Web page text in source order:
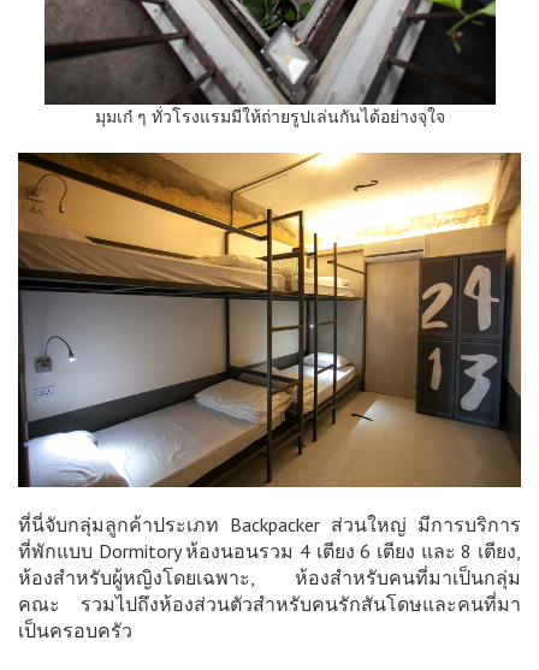
มุมเก๋ ๆ ทั่วโรงแรมมีให้ถ่ายรูปเล่นกันได้อย่างจุใจ
ที่นี่จับกลุ่มลูกค้าประเภท Backpacker ส่วนใหญ่ มีการบริการ
ที่พักแบบ Dormitory ห้องนอนรวม 4 เตียง 6 เตียง และ 8 เตียง,
ห้องสำหรับผู้หญิงโดยเฉพาะ, ห้องสำหรับคนที่มาเป็นกลุ่ม
คณะ รวมไปถึงห้องส่วนตัวสำหรับคนรักสันโดษและคนที่มา
เป็นครอบครัว